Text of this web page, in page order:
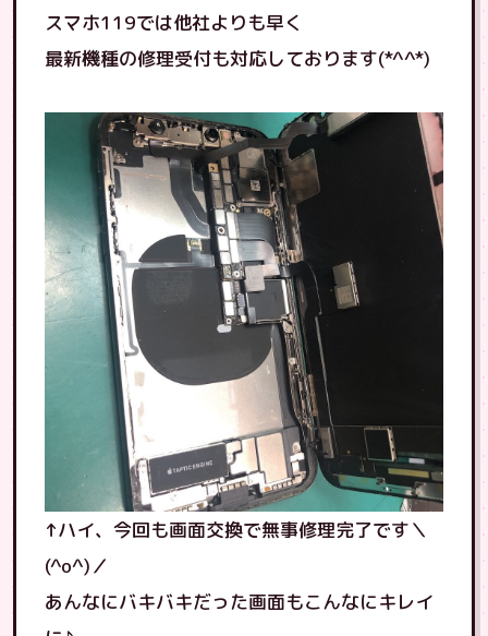
スマホ119では他社よりも早く
最新機種の修理受付も対応しております(*^^*)
↑ハイ、今回も画面交換で無事修理完了です＼
(^o^)／
あんなにバキバキだった画面もこんなにキレイ